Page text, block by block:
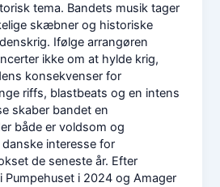
tema. Bandets musik tager
skæbner og historiske
Ifølge arrangøren
ikke om at hylde krig,
konsekvenser for
riffs, blastbeats og en intens
skaber bandet en
både er voldsom og
interesse for
de seneste år. Efter
Pumpehuset i 2024 og Amager